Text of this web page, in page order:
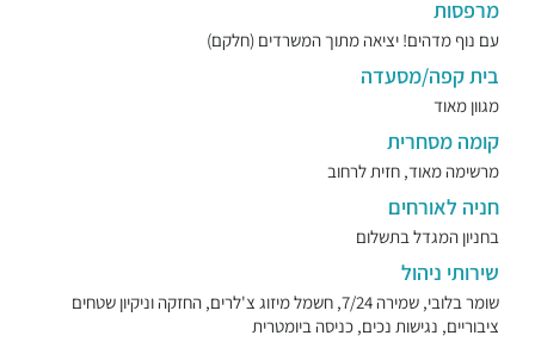
מרפסות
עם נוף מדהים! יציאה מתוך המשרדים (חלקם)
בית קפה/מסעדה
מגוון מאוד
קומה מסחרית
מרשימה מאוד, חזית לרחוב
חניה לאורחים
בחניון המגדל בתשלום
שירותי ניהול
שומר בלובי, שמירה 7/24, חשמל מיזוג צ'לרים, החזקה וניקיון שטחים
ציבוריים, נגישות נכים, כניסה ביומטרית